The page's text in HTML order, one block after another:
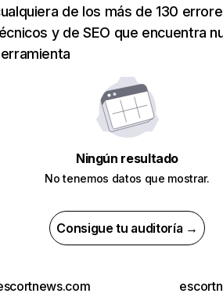
de los más de 130
y de SEO que encuentra
Ningún resultado
No tenemos datos que mostrar.
Consigue tu auditoría →